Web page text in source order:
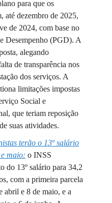
para que os
até dezembro de 2025,
de 2024, com base no
Desempenho (PGD). A
alegando
de transparência nos
dos serviços. A
limitações impostas
Social e
que teriam reposição
suas atividades.
terão o 13º salário
maio: o INSS
do 13º salário para 34,2
com a primeira parcela
abril e 8 de maio, e a